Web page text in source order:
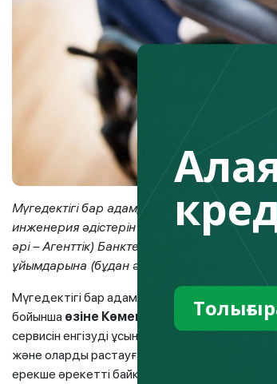
Мүгедектігі бар адамдарды және қарт
инженерия әдістерін қолдана отырып
әрі – Агенттік) Банктерге, банк
ұйымдарына (бұдан әрі – кредиттік
Мүгедектігі бар адам немесе қарт адам
бойынша өзіне Көмекші тағайындау
сервисін енгізуді ұсынады. Көмекші, өз
және оларды растауға немесе қабылдамауға
ерекше әрекетті байқаса және ол алаяқтық